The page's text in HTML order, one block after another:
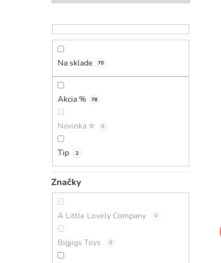
Na sklade 70
Akcia % 78
Novinka ✮ 0
Tip 2
Značky
A Little Lovely Company 0
Bigjigs Toys 0